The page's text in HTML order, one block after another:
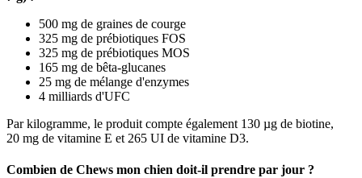
500 mg de graines de courge
325 mg de prébiotiques FOS
325 mg de prébiotiques MOS
165 mg de bêta-glucanes
25 mg de mélange d'enzymes
4 milliards d'UFC
Par kilogramme, le produit compte également 130 µg de biotine,
20 mg de vitamine E et 265 UI de vitamine D3.
Combien de Chews mon chien doit-il prendre par jour ?